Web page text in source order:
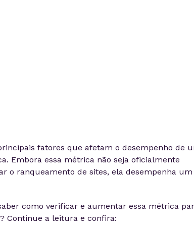
fatores que afetam o desempenho de
Embora essa métrica não seja oficialmente
o ranqueamento de sites, ela desempenha um
como verificar e aumentar essa métrica
Continue a leitura e confira: